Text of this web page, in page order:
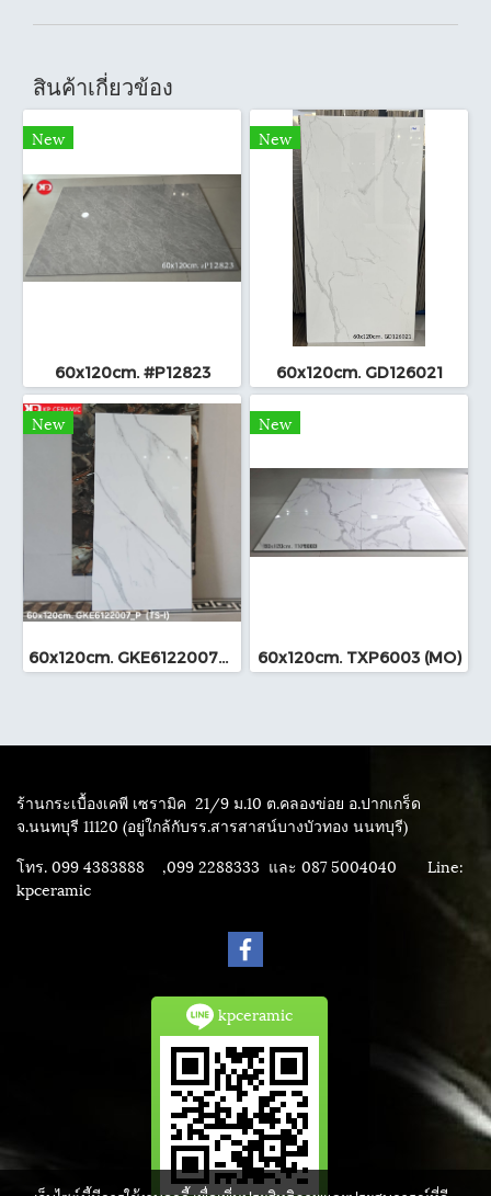
สินค้าเกี่ยวข้อง
New
60x120cm. #P12823
New
60x120cm. GD126021
New
60x120cm. GKE6122007_P (TS-I)
New
60x120cm. TXP6003 (MO)
ร้านกระเบื้องเคพี เซรามิค 21/9 ม.10 ต.คลองข่อย อ.ปากเกร็ด
จ.นนทบุรี 11120 (อยู่ใกล้กับรร.สารสาสน์บางบัวทอง นนทบุรี)
โทร. 099 4383888 ,099 2288333 และ 087 5004040 Line:
kpceramic
kpceramic